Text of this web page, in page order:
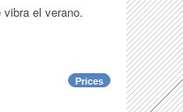
el verano.
Prices